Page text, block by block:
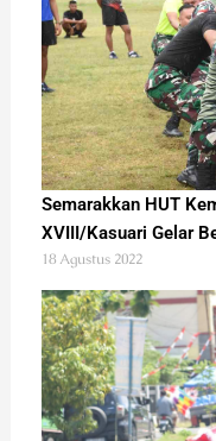
Semarakkan HUT
XVIII/Kasuari Gelar
18 Agustus 2022